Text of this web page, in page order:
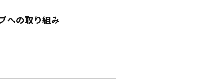
への取り組み